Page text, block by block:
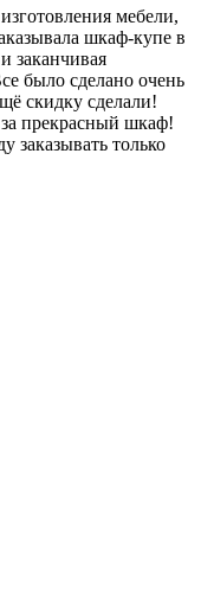
мебели,
шкаф-купе в
заканчивая
было сделано очень
скидку сделали!
за прекрасный шкаф!
заказывать только